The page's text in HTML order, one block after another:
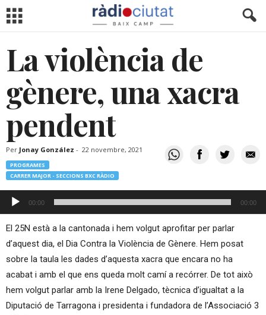
La violència de
gènere, una xacra
pendent
Per Jonay González - 22 novembre, 2021
PROGRAMES
CARRER MAJOR - SECCIONS BXC RÀDIO
Reproductor
d'àudio
00:00 00:00
El 25N està a la cantonada i hem volgut aprofitar per parlar
d’aquest dia, el Dia Contra la Violència de Gènere. Hem posat
sobre la taula les dades d’aquesta xacra que encara no ha
acabat i amb el que ens queda molt camí a recórrer. De tot això
hem volgut parlar amb la Irene Delgado, tècnica d’igualtat a la
Diputació de Tarragona i presidenta i fundadora de l’Associació 3